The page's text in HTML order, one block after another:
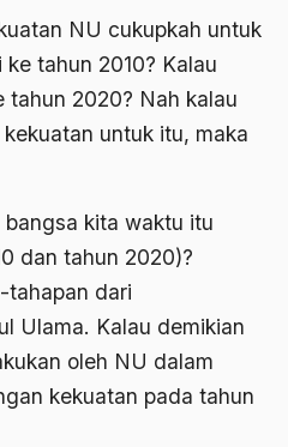
NU cukupkah untuk
tahun 2010? Kalau
tahun 2020? Nah kalau
untuk itu, maka
kita waktu itu
dan tahun 2020)?
tahapan dari
Ulama. Kalau demikian
oleh NU dalam
kekuatan pada tahun